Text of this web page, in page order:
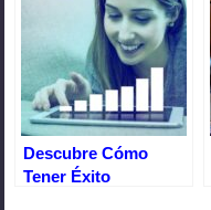
Descubre Cómo
Tener Éxito